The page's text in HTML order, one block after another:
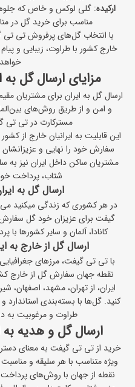
ارکیده: گلی لوکس و خاص که
مناسب برای خرید گل در
با انتخاب گل‌های پرفروش تی
خارج کشور با طراوت، زیبایی و
مزایای ارسال گل
ارسال گل به ایران برای مشتریان
و امن و از طریق روش‌های
مسترکارت در تی تی
این قابلیت به ایرانیان خارج از
سفارش خود را نهایی و عزیزانشان
مشتریان ساکن داخل ایران نیز
شتاب، پرداخت
ارسال گل به
در هر کشوری که زندگی میکنید
گیفت برای عزیزان خود گل سفارش
کانادا، آلمان و سایر کشورها
ارسال گل از خارج به
با تی ‌تی‌ گیفت، مرزهای
نقطه جهان سفارش گل از خارج
ایران، از تهران، مشهد، اصفهان،
کنید. گل‌ها با بسته‌بندی
طراوت و مرغوبیت به
ارسال گل و هدیه
خرید از تی ‌تی ‌گیفت به معنای
ویژه متناسب با هر سلیقه و
نقطه از جهان با روش‌های